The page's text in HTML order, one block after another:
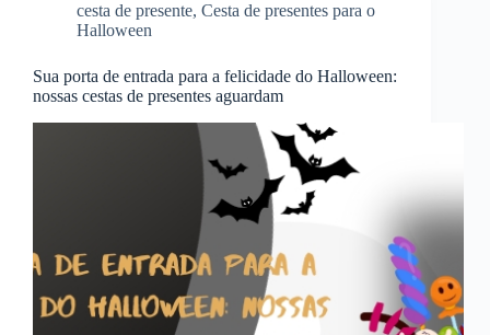
cesta de presente, Cesta de presentes para o
Halloween
Sua porta de entrada para a felicidade do Halloween:
nossas cestas de presentes aguardam